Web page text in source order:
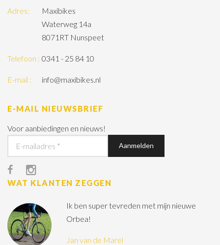
Adres:
Maxibikes
Waterweg 14a
8071RT Nunspeet
Telefoon : 0341 - 25 84 10
E-mail : info@maxibikes.nl
E-MAIL NIEUWSBRIEF
Voor aanbiedingen en nieuws!
WAT KLANTEN ZEGGEN
Ik ben super tevreden met mijn nieuwe
Orbea!
Jan van de Marel